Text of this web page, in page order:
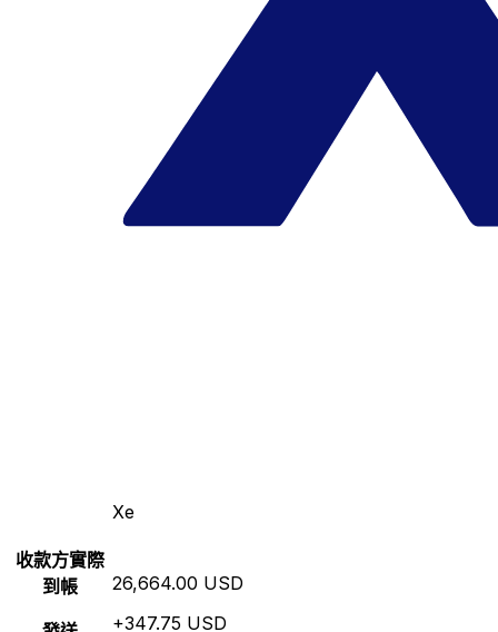
Xe
收款方實際
到帳
26,664.00 USD
+347.75 USD